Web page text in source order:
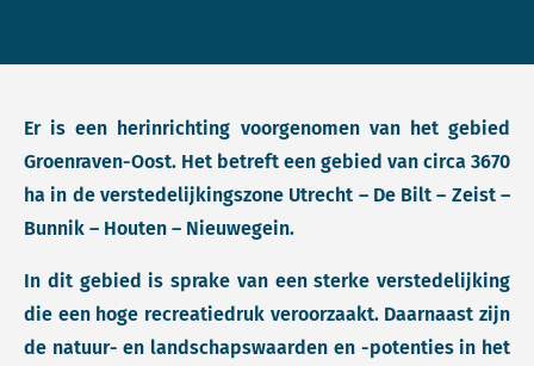
Er is een herinrichting voorgenomen van het gebied
Groenraven-Oost. Het betreft een gebied van circa 3670
ha in de verstedelijkingszone Utrecht – De Bilt – Zeist –
Bunnik – Houten – Nieuwegein.
In dit gebied is sprake van een sterke verstedelijking
die een hoge recreatiedruk veroorzaakt. Daarnaast zijn
de natuur- en landschapswaarden en -potenties in het